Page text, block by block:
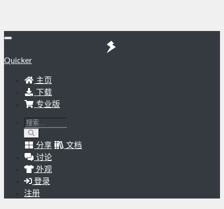
Quicker
主页
下载
专业版
分享
文档
讨论
外观
登录
注册